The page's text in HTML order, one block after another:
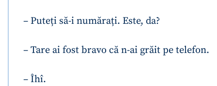
– Puteți să-i numărați. Este, da?
– Tare ai fost bravo că n-ai grăit pe telefon.
– Îhî.